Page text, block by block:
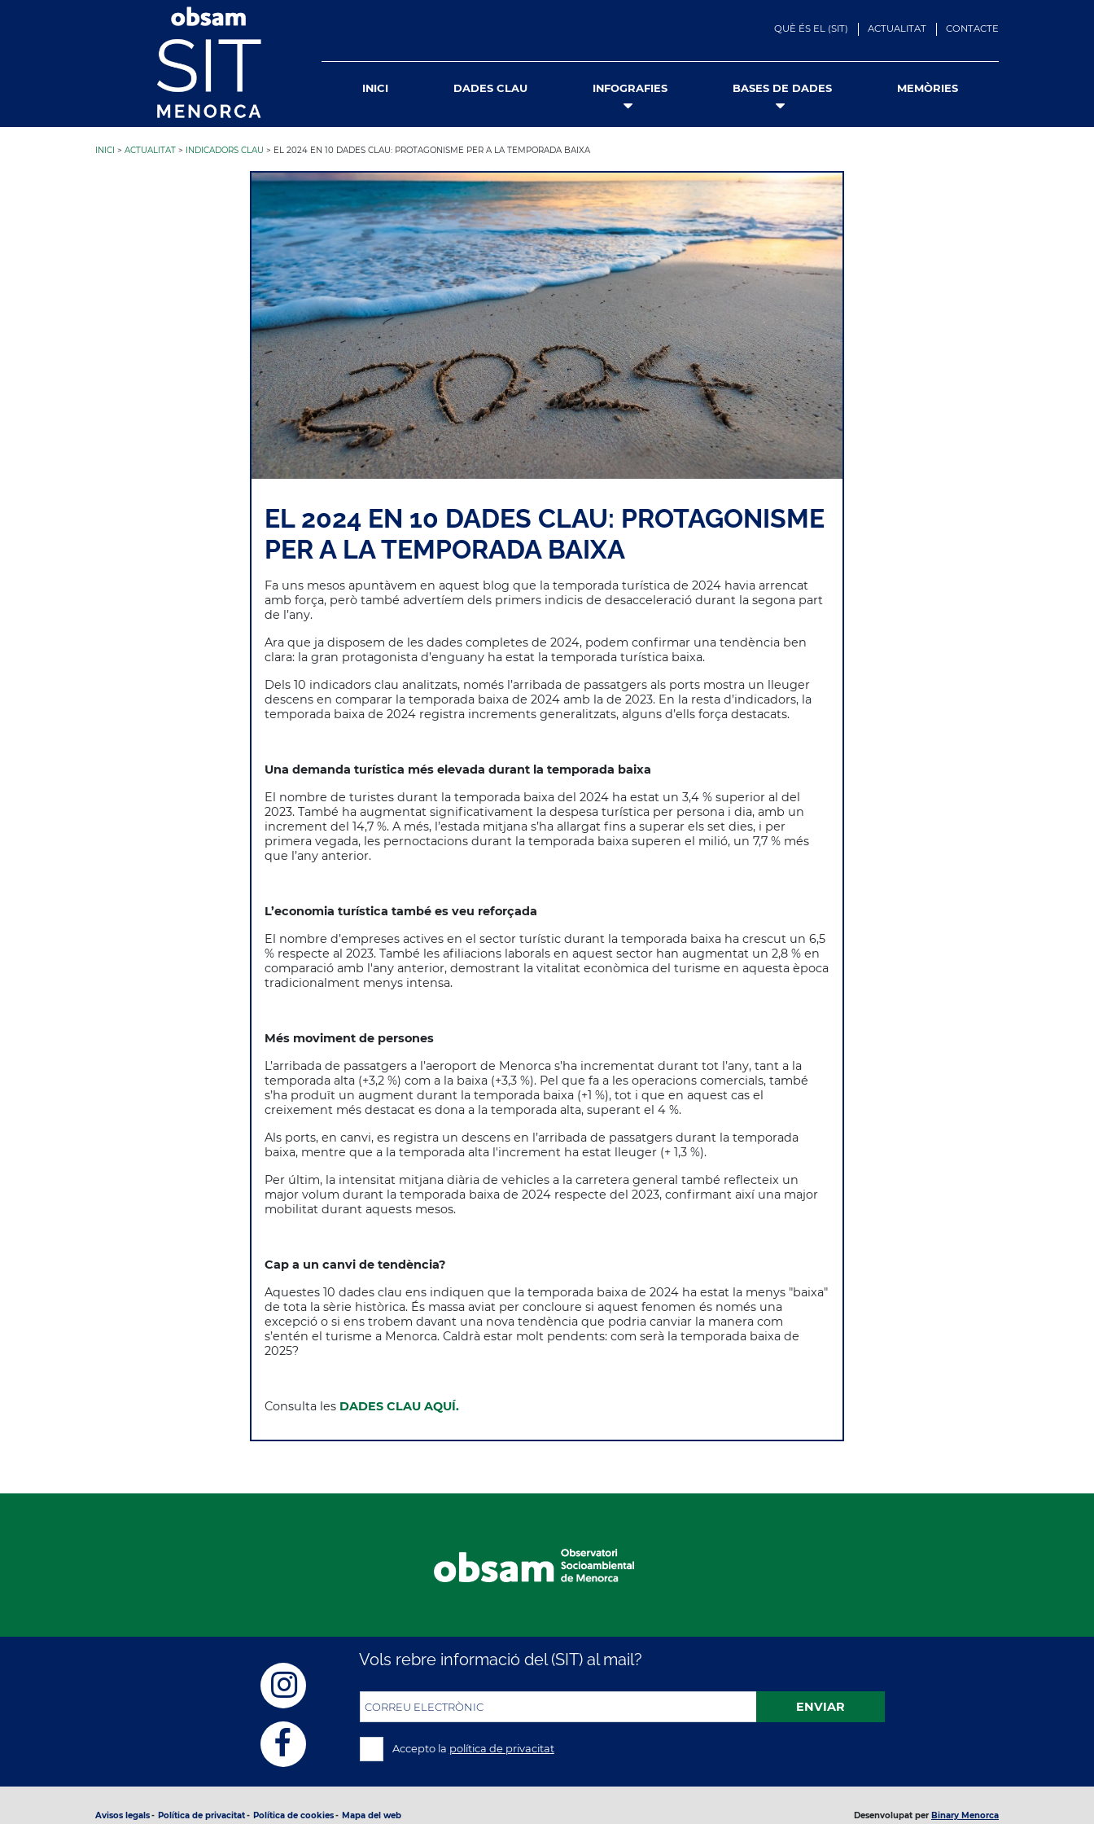
QUÈ ÉS EL (SIT) ACTUALITAT CONTACTE
INICI DADES CLAU INFOGRAFIES BASES DE DADES MEMÒRIES
INICI > ACTUALITAT > INDICADORS CLAU > EL 2024 EN 10 DADES CLAU: PROTAGONISME PER A LA TEMPORADA BAIXA
EL 2024 EN 10 DADES CLAU: PROTAGONISME
PER A LA TEMPORADA BAIXA
Fa uns mesos apuntàvem en aquest blog que la temporada turística de 2024 havia arrencat
amb força, però també advertíem dels primers indicis de desacceleració durant la segona part
de l’any.
Ara que ja disposem de les dades completes de 2024, podem confirmar una tendència ben
clara: la gran protagonista d’enguany ha estat la temporada turística baixa.
Dels 10 indicadors clau analitzats, només l’arribada de passatgers als ports mostra un lleuger
descens en comparar la temporada baixa de 2024 amb la de 2023. En la resta d’indicadors, la
temporada baixa de 2024 registra increments generalitzats, alguns d’ells força destacats.
Una demanda turística més elevada durant la temporada baixa
El nombre de turistes durant la temporada baixa del 2024 ha estat un 3,4 % superior al del
2023. També ha augmentat significativament la despesa turística per persona i dia, amb un
increment del 14,7 %. A més, l’estada mitjana s’ha allargat fins a superar els set dies, i per
primera vegada, les pernoctacions durant la temporada baixa superen el milió, un 7,7 % més
que l’any anterior.
L’economia turística també es veu reforçada
El nombre d’empreses actives en el sector turístic durant la temporada baixa ha crescut un 6,5
% respecte al 2023. També les afiliacions laborals en aquest sector han augmentat un 2,8 % en
comparació amb l'any anterior, demostrant la vitalitat econòmica del turisme en aquesta època
tradicionalment menys intensa.
Més moviment de persones
L’arribada de passatgers a l’aeroport de Menorca s’ha incrementat durant tot l’any, tant a la
temporada alta (+3,2 %) com a la baixa (+3,3 %). Pel que fa a les operacions comercials, també
s’ha produït un augment durant la temporada baixa (+1 %), tot i que en aquest cas el
creixement més destacat es dona a la temporada alta, superant el 4 %.
Als ports, en canvi, es registra un descens en l’arribada de passatgers durant la temporada
baixa, mentre que a la temporada alta l'increment ha estat lleuger (+ 1,3 %).
Per últim, la intensitat mitjana diària de vehicles a la carretera general també reflecteix un
major volum durant la temporada baixa de 2024 respecte del 2023, confirmant així una major
mobilitat durant aquests mesos.
Cap a un canvi de tendència?
Aquestes 10 dades clau ens indiquen que la temporada baixa de 2024 ha estat la menys "baixa"
de tota la sèrie històrica. És massa aviat per concloure si aquest fenomen és només una
excepció o si ens trobem davant una nova tendència que podria canviar la manera com
s’entén el turisme a Menorca. Caldrà estar molt pendents: com serà la temporada baixa de
2025?
Consulta les DADES CLAU AQUÍ.
Vols rebre informació del (SIT) al mail?
CORREU ELECTRÒNIC ENVIAR
Accepto la política de privacitat
Avisos legals Política de privacitat Política de cookies Mapa del web Desenvolupat per Binary Menorca